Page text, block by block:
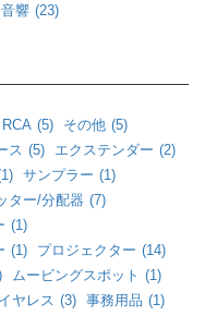
音響 (23)
RCA (5) その他 (5)
ス (5) エクステンダー (2)
サンプラー (1)
ター/分配器 (7)
(1)
(1) プロジェクター (14)
ムービングスポット (1)
ヤレス (3) 事務用品 (1)